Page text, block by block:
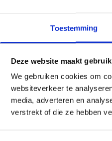
Toestemming
Deze website maakt
We gebruiken cookies om
websiteverkeer te
media, adverteren en
verstrekt of die ze hebben
er vaak voor dat je
hebt. Hier biedt Google
codes of IT'ers meer
het toevoegen van
,Facebook ,Twitter
werkt